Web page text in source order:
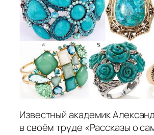
Известный академик
в своём труде «Рассказы о